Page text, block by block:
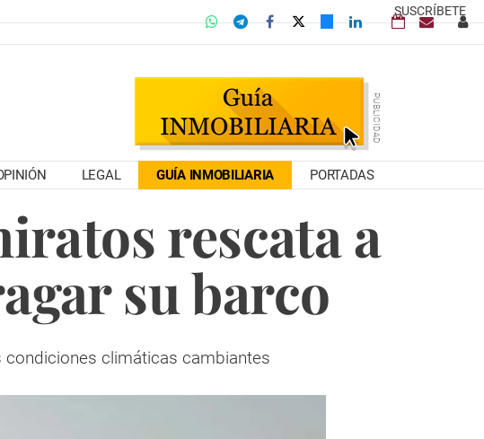
SUSCRÍBETE
LEGAL GUÍA INMOBILIARIA PORTADAS
rescata a
su barco
condiciones climáticas cambiantes